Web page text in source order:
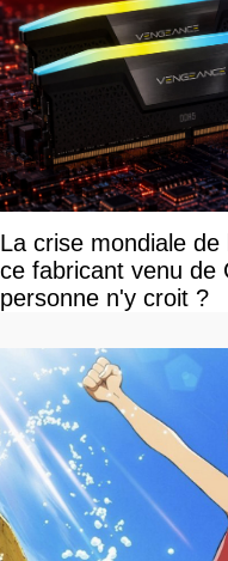
La crise mondiale
ce fabricant venu de
personne n'y croit ?